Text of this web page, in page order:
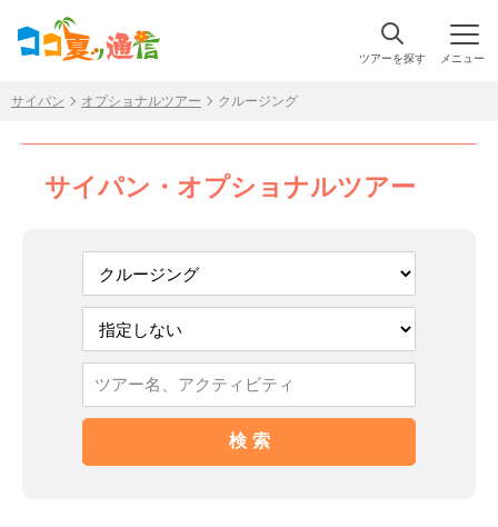
ツアーを探す
サイパン オプショナルツアー クルージング
サイパン・オプショナルツアー
メニュー